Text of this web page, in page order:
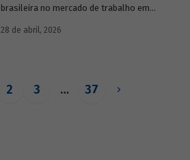
brasileira no mercado de trabalho em
países de diferentes continentes e
28 de abril, 2026
2 3 … 37